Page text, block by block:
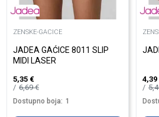
ZENSKE-GACICE
JADEA GAĆICE 8011 SLIP
MIDI LASER
5,35 €
6,69€
Dostupno boja: 1
4,39